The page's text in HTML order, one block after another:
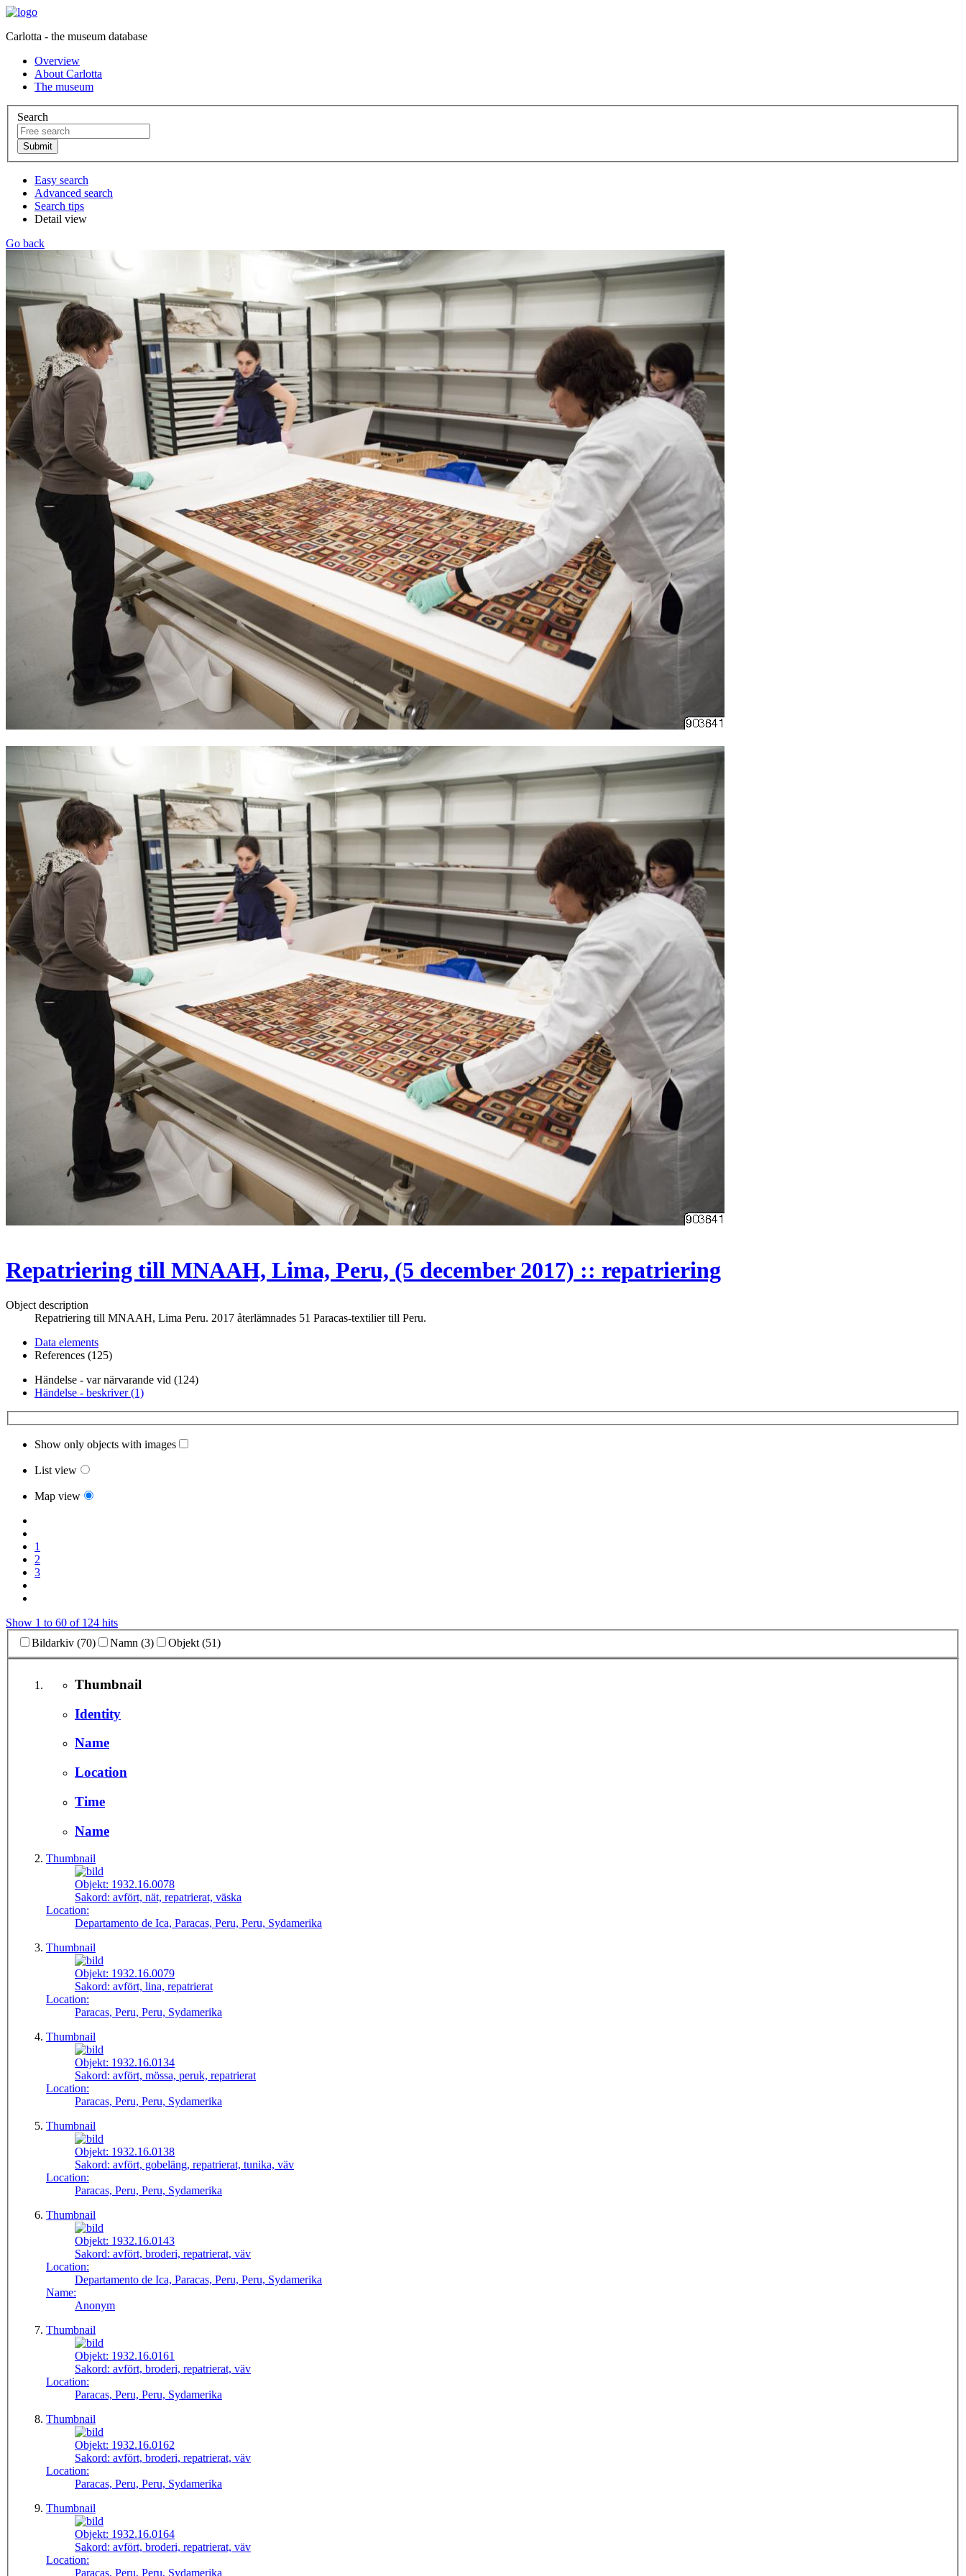
Carlotta - the museum database
Overview
About Carlotta
The museum
Search
Easy search
Advanced search
Search tips
Detail view
Go back
Repatriering till MNAAH, Lima, Peru, (5 december 2017) :: repatriering
Object description
Repatriering till MNAAH, Lima Peru. 2017 återlämnades 51 Paracas-textilier till Peru.
Data elements
References (125)
Händelse - var närvarande vid (124)
Händelse - beskriver (1)
Show only objects with images
List view
Map view
1
2
3
Show 1 to 60 of 124 hits
Bildarkiv (70)
Namn (3) Objekt (51)
Thumbnail
Identity
Name
Location
Time
Name
Thumbnail
Objekt: 1932.16.0078
Sakord: avfört, nät, repatrierat, väska
Location:
Departamento de Ica, Paracas, Peru, Peru, Sydamerika
Thumbnail
Objekt: 1932.16.0079
Sakord: avfört, lina, repatrierat
Location:
Paracas, Peru, Peru, Sydamerika
Thumbnail
Objekt: 1932.16.0134
Sakord: avfört, mössa, peruk, repatrierat
Location:
Paracas, Peru, Peru, Sydamerika
Thumbnail
Objekt: 1932.16.0138
Sakord: avfört, gobeläng, repatrierat, tunika, väv
Location:
Paracas, Peru, Peru, Sydamerika
Thumbnail
Objekt: 1932.16.0143
Sakord: avfört, broderi, repatrierat, väv
Location:
Departamento de Ica, Paracas, Peru, Peru, Sydamerika
Name:
Anonym
Thumbnail
Objekt: 1932.16.0161
Sakord: avfört, broderi, repatrierat, väv
Location:
Paracas, Peru, Peru, Sydamerika
Thumbnail
Objekt: 1932.16.0162
Sakord: avfört, broderi, repatrierat, väv
Location:
Paracas, Peru, Peru, Sydamerika
Thumbnail
Objekt: 1932.16.0164
Sakord: avfört, broderi, repatrierat, väv
Location:
Paracas, Peru, Peru, Sydamerika